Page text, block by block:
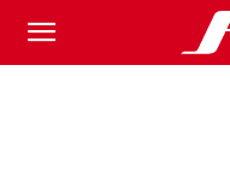
Fuel